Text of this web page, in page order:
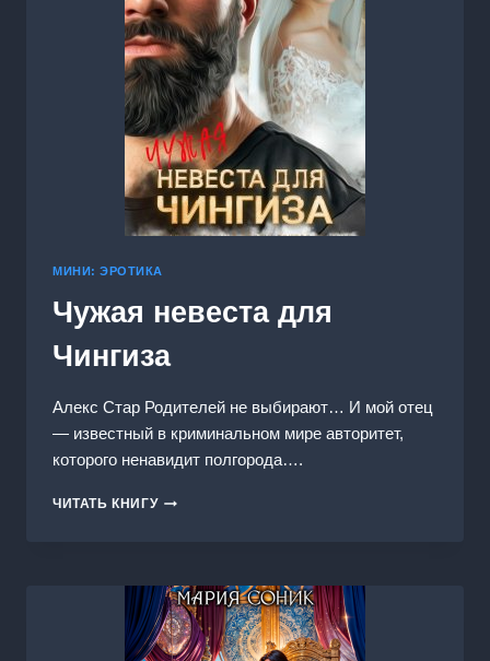
МИНИ: ЭРОТИКА
Чужая невеста для
Чингиза
Алекс Стар Родителей не выбирают… И мой отец
— известный в криминальном мире авторитет,
которого ненавидит полгорода….
ЧИТАТЬ КНИГУЧУЖАЯ